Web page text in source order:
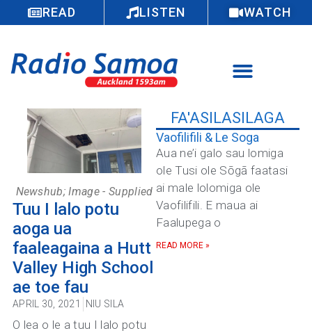
READ LISTEN WATCH
Newshub; Image - Supplied
Tuu I lalo potu
aoga ua
faaleagaina a Hutt
Valley High School
ae toe fau
APRIL 30, 2021 NIU SILA
O lea o le a tuu I lalo potu
FA'ASILASILAGA
Vaofilifili & Le Soga
Aua ne’i galo sau lomiga
ole Tusi ole Sōgā faatasi
ai male lolomiga ole
Vaofilifili. E maua ai
Faalupega o
READ MORE »